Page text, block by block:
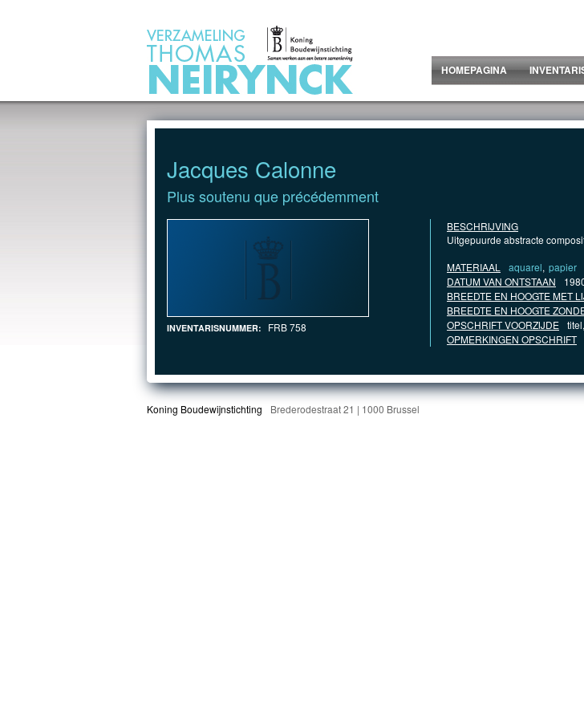
HOMEPAGINA
Jacques Calonne
Plus soutenu que précédemment
INVENTARISNUMMER: FRB 758
BESCHRIJVING
Uitgepuurde abstracte
MATERIAAL
aquarel, papier
DATUM VAN ONTSTAAN
BREEDTE EN HOOGTE MET
BREEDTE EN HOOGTE
OPSCHRIFT VOORZIJDE
OPMERKINGEN OPSCHRIFT
Koning Boudewijnstichting Brederodestraat 21 | 1000 Brussel